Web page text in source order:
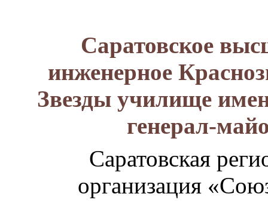
Саратовское
инженерное
Звезды училище
генерал-
Саратовская
организация